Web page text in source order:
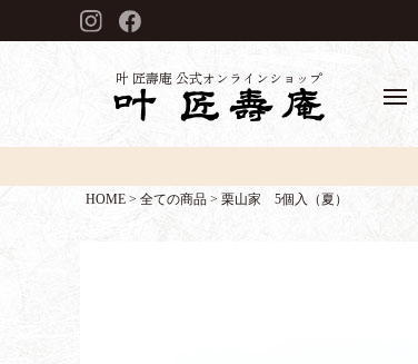
叶 匠壽庵 公式オンラインショップ
HOME 全ての商品 栗山家 5個入（夏）